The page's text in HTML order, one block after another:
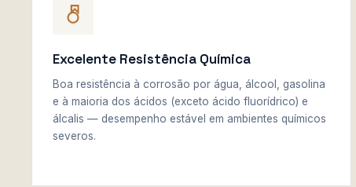
Excelente Resistência Química
Boa resistência à corrosão por água, álcool, gasolina
e à maioria dos ácidos (exceto ácido fluorídrico) e
álcalis — desempenho estável em ambientes químicos
severos.